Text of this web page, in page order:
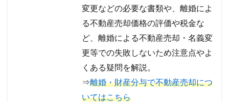
変更などの必要な書類や、離婚によ
る不動産売却価格の評価や税金な
ど、離婚による不動産売却・名義変
更等での失敗しないため注意点やよ
くある疑問を解説。
⇒離婚・財産分与で不動産売却につ
いてはこちら